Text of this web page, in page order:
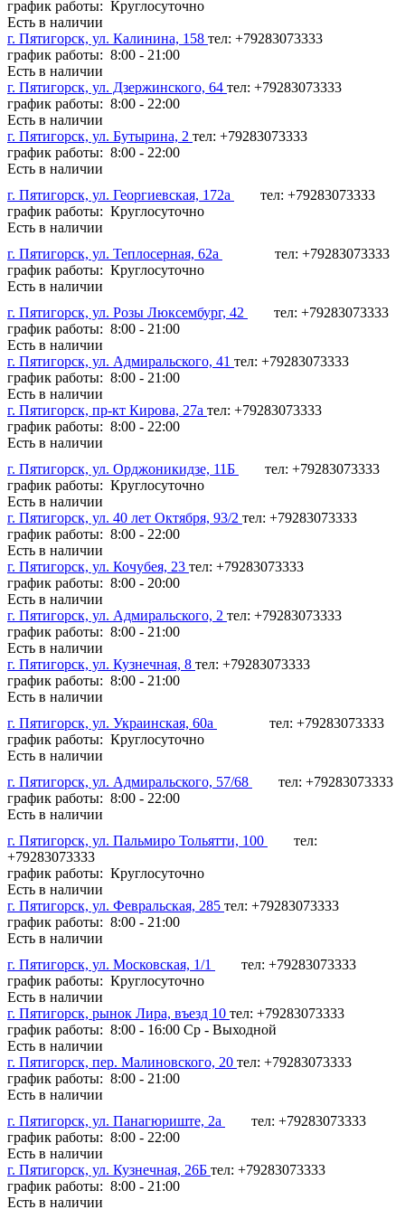
график работы: Круглосуточно
Есть в наличии
г. Пятигорск, ул. Калинина, 158 тел: +79283073333
график работы: 8:00 - 21:00
Есть в наличии
г. Пятигорск, ул. Дзержинского, 64 тел: +79283073333
график работы: 8:00 - 22:00
Есть в наличии
г. Пятигорск, ул. Бутырина, 2 тел: +79283073333
график работы: 8:00 - 22:00
Есть в наличии
г. Пятигорск, ул. Георгиевская, 172а
тел: +79283073333
график работы: Круглосуточно
Есть в наличии
г. Пятигорск, ул. Теплосерная, 62а
тел: +79283073333
график работы: Круглосуточно
Есть в наличии
г. Пятигорск, ул. Розы Люксембург, 42
тел: +79283073333
график работы: 8:00 - 21:00
Есть в наличии
г. Пятигорск, ул. Адмиральского, 41 тел: +79283073333
график работы: 8:00 - 21:00
Есть в наличии
г. Пятигорск, пр-кт Кирова, 27а тел: +79283073333
график работы: 8:00 - 22:00
Есть в наличии
г. Пятигорск, ул. Орджоникидзе, 11Б
тел: +79283073333
график работы: Круглосуточно
Есть в наличии
г. Пятигорск, ул. 40 лет Октября, 93/2 тел: +79283073333
график работы: 8:00 - 22:00
Есть в наличии
г. Пятигорск, ул. Кочубея, 23 тел: +79283073333
график работы: 8:00 - 20:00
Есть в наличии
г. Пятигорск, ул. Адмиральского, 2 тел: +79283073333
график работы: 8:00 - 21:00
Есть в наличии
г. Пятигорск, ул. Кузнечная, 8 тел: +79283073333
график работы: 8:00 - 21:00
Есть в наличии
г. Пятигорск, ул. Украинская, 60а
тел: +79283073333
график работы: Круглосуточно
Есть в наличии
г. Пятигорск, ул. Адмиральского, 57/68
тел: +79283073333
график работы: 8:00 - 22:00
Есть в наличии
г. Пятигорск, ул. Пальмиро Тольятти, 100
тел:
+79283073333
график работы: Круглосуточно
Есть в наличии
г. Пятигорск, ул. Февральская, 285 тел: +79283073333
график работы: 8:00 - 21:00
Есть в наличии
г. Пятигорск, ул. Московская, 1/1
тел: +79283073333
график работы: Круглосуточно
Есть в наличии
г. Пятигорск, рынок Лира, въезд 10 тел: +79283073333
график работы: 8:00 - 16:00 Ср - Выходной
Есть в наличии
г. Пятигорск, пер. Малиновского, 20 тел: +79283073333
график работы: 8:00 - 21:00
Есть в наличии
г. Пятигорск, ул. Панагюриште, 2а
тел: +79283073333
график работы: 8:00 - 22:00
Есть в наличии
г. Пятигорск, ул. Кузнечная, 26Б тел: +79283073333
график работы: 8:00 - 21:00
Есть в наличии